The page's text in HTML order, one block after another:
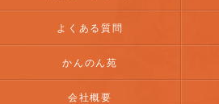
よくある質問
かんのん苑
会社概要